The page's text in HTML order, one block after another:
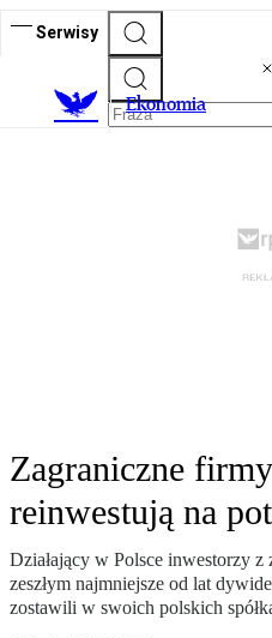
Serwisy
Ekonomia
Zagraniczne
reinwestują na
Działający w Polsce inwestorzy
zeszłym najmniejsze od lat
zostawili w swoich polskich